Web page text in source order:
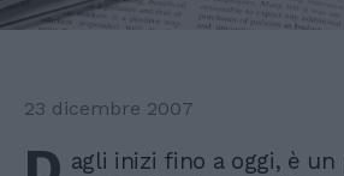
23 dicembre 2007
agli inizi fino a oggi, è un